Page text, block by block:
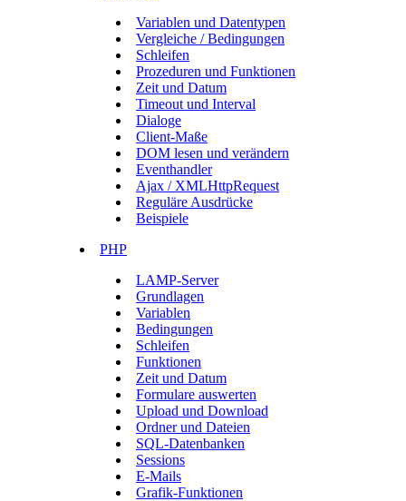
Variablen und Datentypen
Vergleiche / Bedingungen
Schleifen
Prozeduren und Funktionen
Zeit und Datum
Timeout und Interval
Dialoge
Client-Maße
DOM lesen und verändern
Eventhandler
Ajax / XMLHttpRequest
Reguläre Ausdrücke
Beispiele
PHP
LAMP-Server
Grundlagen
Variablen
Bedingungen
Schleifen
Funktionen
Zeit und Datum
Formulare auswerten
Upload und Download
Ordner und Dateien
SQL-Datenbanken
Sessions
E-Mails
Grafik-Funktionen